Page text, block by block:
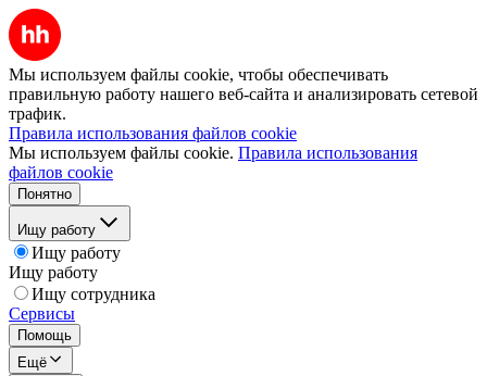
Мы используем файлы cookie, чтобы обеспечивать
правильную работу нашего веб-сайта и анализировать сетевой
трафик.
Правила использования файлов cookie
Мы используем файлы cookie. Правила использования
файлов cookie
Понятно
Ищу работу
Ищу работу
Ищу работу
Ищу сотрудника
Сервисы
Помощь
Ещё